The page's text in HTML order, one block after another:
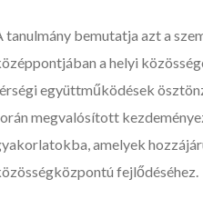
tanulmány bemutatja azt a
a helyi
együttműködések
megvalósított
amelyek
fejlődéséhez.